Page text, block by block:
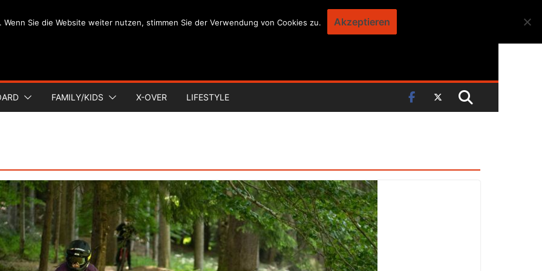
FAMILY/KIDS X-OVER LIFESTYLE
Wenn Sie die Website weiter nutzen, stimmen Sie der Verwendung von Cookies zu. Akzeptieren